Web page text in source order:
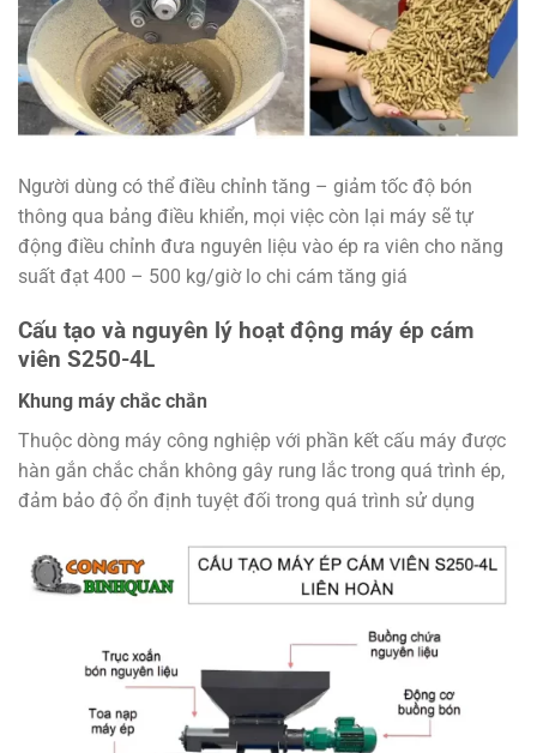
Người dùng có thể điều chỉnh tăng – giảm tốc độ bón
thông qua bảng điều khiển, mọi việc còn lại máy sẽ tự
động điều chỉnh đưa nguyên liệu vào ép ra viên cho năng
suất đạt 400 – 500 kg/giờ lo chi cám tăng giá
Cấu tạo và nguyên lý hoạt động máy ép cám
viên S250-4L
Khung máy chắc chắn
Thuộc dòng máy công nghiệp với phần kết cấu máy được
hàn gắn chắc chắn không gây rung lắc trong quá trình ép,
đảm bảo độ ổn định tuyệt đối trong quá trình sử dụng